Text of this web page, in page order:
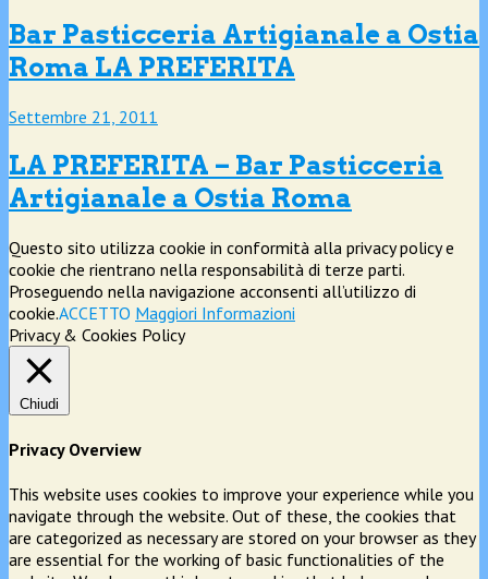
Bar Pasticceria Artigianale a Ostia
Roma LA PREFERITA
Settembre 21, 2011
LA PREFERITA – Bar Pasticceria
Artigianale a Ostia Roma
Questo sito utilizza cookie in conformità alla privacy policy e
cookie che rientrano nella responsabilità di terze parti.
Proseguendo nella navigazione acconsenti all’utilizzo di
cookie.ACCETTO Maggiori Informazioni
Privacy & Cookies Policy
Chiudi
Privacy Overview
This website uses cookies to improve your experience while you
navigate through the website. Out of these, the cookies that
are categorized as necessary are stored on your browser as they
are essential for the working of basic functionalities of the